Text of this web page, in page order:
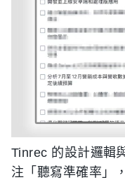
Tinrec 的設計邏輯
注「聽寫準確率」